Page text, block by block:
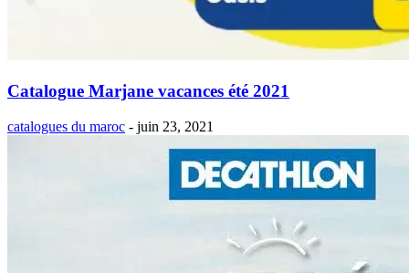
Catalogue Marjane vacances été 2021
catalogues du maroc - juin 23, 2021